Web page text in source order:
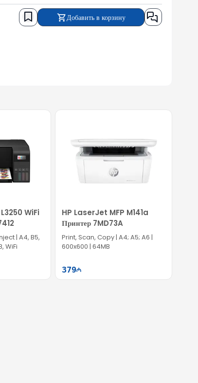
Добавить в корзину
WiFi
| A4, B5,
WiFi
HP LaserJet MFP M141a
Принтер 7MD73A
Print, Scan, Copy | A4; A5; A6 |
600x600 | 64MB
379